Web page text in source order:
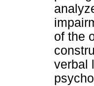
of the
verbal